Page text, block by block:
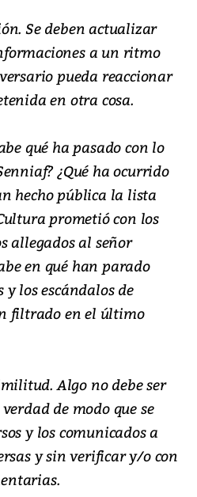
Se deben actualizar
a un ritmo
pueda reaccionar
en otra cosa.
qué ha pasado con lo
¿Qué ha ocurrido
hecho pública la lista
prometió con los
allegados al señor
en qué han parado
y los escándalos de
filtrado en el último
Algo no debe ser
de modo que se
y los comunicados a
y sin verificar y/o con